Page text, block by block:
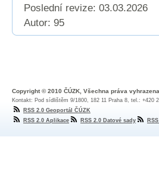
Poslední revize: 03.03.2026
Autor: 95
Copyright © 2010 ČÚZK, Všechna práva vyhrazena
Kontakt: Pod sídlištěm 9/1800, 182 11 Praha 8, tel.: +420
RSS 2.0 Geoportál ČÚZK
RSS 2.0 Aplikace
RSS 2.0 Datové sady